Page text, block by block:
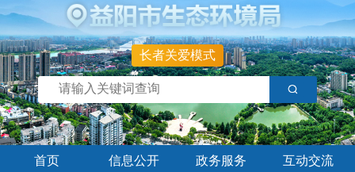
长者关爱模式
首页 信息公开 政务服务 互动交流